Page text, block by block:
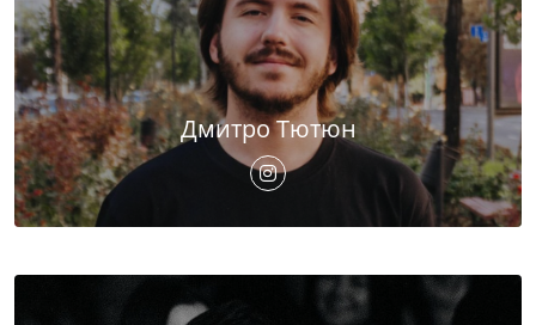
Дмитро Тютюн